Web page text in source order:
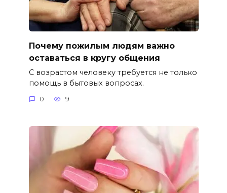
Почему пожилым людям важно
оставаться в кругу общения
С возрастом человеку требуется не только
помощь в бытовых вопросах.
0 9